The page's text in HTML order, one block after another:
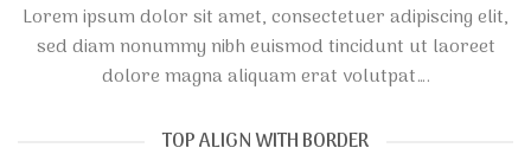
Lorem ipsum dolor sit amet, consectetuer adipiscing elit,
sed diam nonummy nibh euismod tincidunt ut laoreet
dolore magna aliquam erat volutpat….
TOP ALIGN WITH BORDER